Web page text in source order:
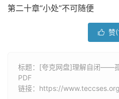
第二十章“小处”不可随便
 赞(
标题：[夸克网盘]理解自闭——
PDF
链接： https://